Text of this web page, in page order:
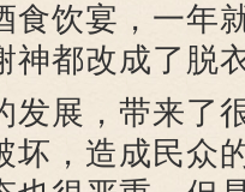
食饮宴，一年
神都改成了脱
展，带来了
坏，造成民众